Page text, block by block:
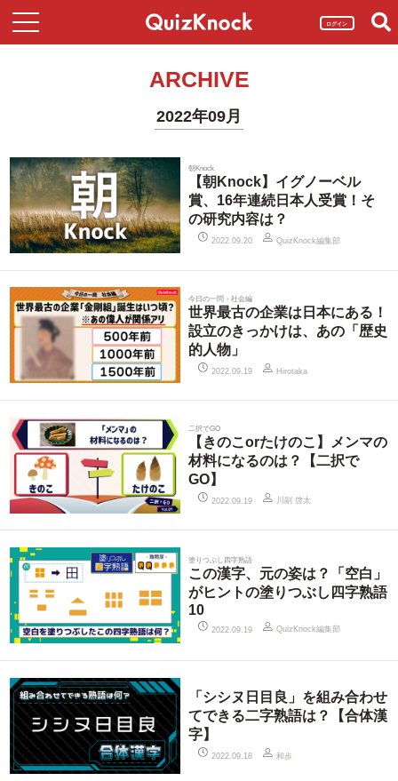
ログイン
ARCHIVE
2022年09月
朝Knock
【朝Knock】イグノーベル
賞、16年連続日本人受賞！そ
の研究内容は？
2022.09.20 QuizKnock編集部
今日の一問・社会編
世界最古の企業は日本にある！
設立のきっかけは、あの「歴史
的人物」
2022.09.19 Hirotaka
二択でGO
【きのこorたけのこ】メンマの
材料になるのは？【二択で
GO】
2022.09.19 川副 啓太
塗りつぶし四字熟語
この漢字、元の姿は？「空白」
がヒントの塗りつぶし四字熟語
10
2022.09.19 QuizKnock編集部
「シシヌ日目良」を組み合わせ
てできる二字熟語は？【合体漢
字】
2022.09.18 和歩